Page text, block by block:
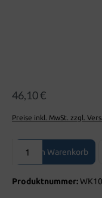
46,10 €
Preise inkl. MwSt. zzgl.
Produkt Anzahl: Gib
In den Warenkorb
Produktnummer: